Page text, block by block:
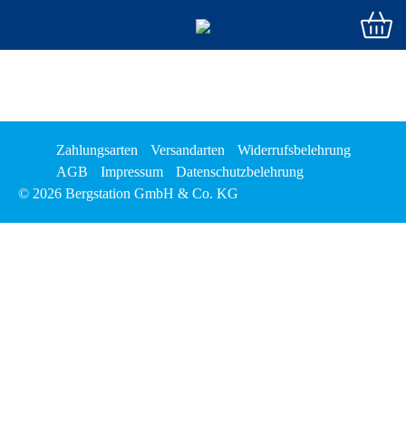
Zahlungsarten Versandarten
Widerrufsbelehrung
AGB
Impressum
Datenschutzbelehrung
© 2026 Bergstation GmbH & Co. KG